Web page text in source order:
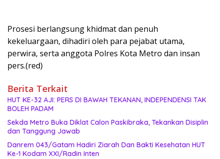
Prosesi berlangsung khidmat dan penuh
kekeluargaan, dihadiri oleh para pejabat utama,
perwira, serta anggota Polres Kota Metro dan insan
pers.(red)
Berita Terkait
HUT KE-32 AJI: PERS DI BAWAH TEKANAN, INDEPENDENSI TAK
BOLEH PADAM
Sekda Metro Buka Diklat Calon Paskibraka, Tekankan Disiplin
dan Tanggung Jawab
Danrem 043/Gatam Hadiri Ziarah Dan Bakti Kesehatan HUT
Ke-1 Kodam XXI/Radin Inten